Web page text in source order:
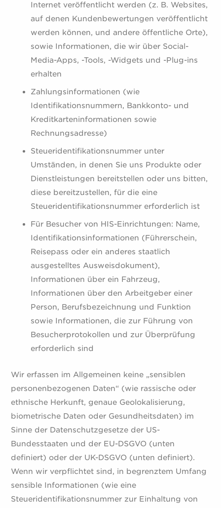
Internet veröffentlicht werden (z. B. Websites,
auf denen Kundenbewertungen veröffentlicht
werden können, und andere öffentliche Orte),
sowie Informationen, die wir über Social-
Media-Apps, -Tools, -Widgets und -Plug-ins
erhalten
Zahlungsinformationen (wie
Identifikationsnummern, Bankkonto- und
Kreditkarteninformationen sowie
Rechnungsadresse)
Steueridentifikationsnummer unter
Umständen, in denen Sie uns Produkte oder
Dienstleistungen bereitstellen oder uns bitten,
diese bereitzustellen, für die eine
Steueridentifikationsnummer erforderlich ist
Für Besucher von HIS-Einrichtungen: Name,
Identifikationsinformationen (Führerschein,
Reisepass oder ein anderes staatlich
ausgestelltes Ausweisdokument),
Informationen über ein Fahrzeug,
Informationen über den Arbeitgeber einer
Person, Berufsbezeichnung und Funktion
sowie Informationen, die zur Führung von
Besucherprotokollen und zur Überprüfung
erforderlich sind
Wir erfassen im Allgemeinen keine „sensiblen
personenbezogenen Daten“ (wie rassische oder
ethnische Herkunft, genaue Geolokalisierung,
biometrische Daten oder Gesundheitsdaten) im
Sinne der Datenschutzgesetze der US-
Bundesstaaten und der EU-DSGVO (unten
definiert) oder der UK-DSGVO (unten definiert).
Wenn wir verpflichtet sind, in begrenztem Umfang
sensible Informationen (wie eine
Steueridentifikationsnummer zur Einhaltung von